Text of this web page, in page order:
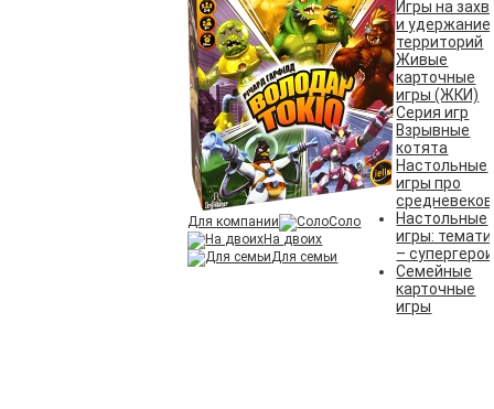
Для компании
Соло
На двоих
Для семьи
Игры на
и удержание
территорий
Живые
карточные
игры (ЖКИ)
Серия игр
Взрывные
котята
Настольные
игры про
Настольные
игры:
– супергерои
Семейные
карточные
игры